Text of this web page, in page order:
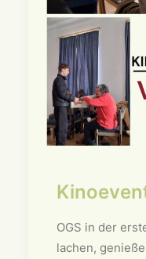
OGS in der
lachen,